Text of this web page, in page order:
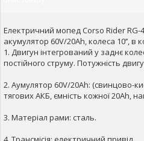
Електричний мопед Corso Rider RG-
акумулятор 60V/20Ah, колеса 10’’, в
1. Двигун інтегрований у заднє
постійного струму. Потужність
2. Аумулятор 60V/20Ah: (свинцово-
тягових АКБ, ємність кожної 20Аh,
3. Матеріал рами: сталь.